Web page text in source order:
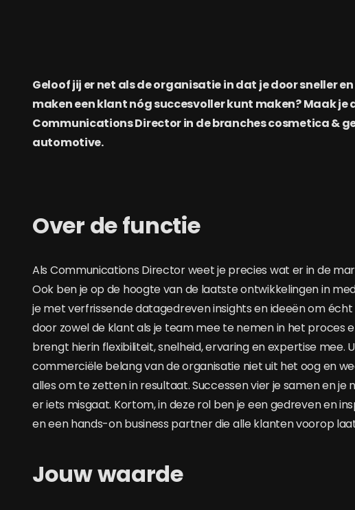
Geloof jij er net als de organisatie in dat je door sneller
maken een klant nóg succesvoller kunt maken? Maak je
Communications Director in de branches cosmetica &
automotive.
Over de functie
Als Communications Director weet je precies wat er in de
Ook ben je op de hoogte van de laatste ontwikkelingen in
je met verfrissende datagedreven insights en ideeën om
door zowel de klant als je team mee te nemen in het proces
brengt hierin flexibiliteit, snelheid, ervaring en expertise mee.
commerciële belang van de organisatie niet uit het oog en
alles om te zetten in resultaat. Successen vier je samen en
er iets misgaat. Kortom, in deze rol ben je een gedreven en
en een hands-on business partner die alle klanten voorop
Jouw waarde